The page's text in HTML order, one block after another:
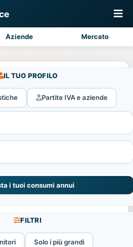
Aziende Mercato
IL TUO PROFILO
Partite IVA e aziende
i tuoi consumi annui
FILTRI
Solo i più grandi